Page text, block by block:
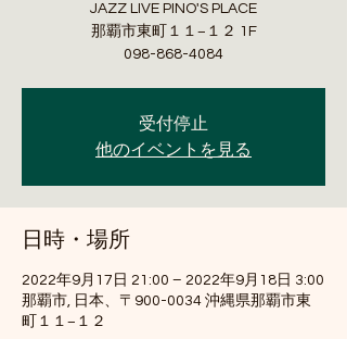
JAZZ LIVE PINO'S PLACE
那覇市東町１１−１２ 1F
098-868-4084
受付停止
他のイベントを見る
日時・場所
2022年9月17日 21:00 – 2022年9月18日 3:00
那覇市, 日本、〒900-0034 沖縄県那覇市東
町１１−１２